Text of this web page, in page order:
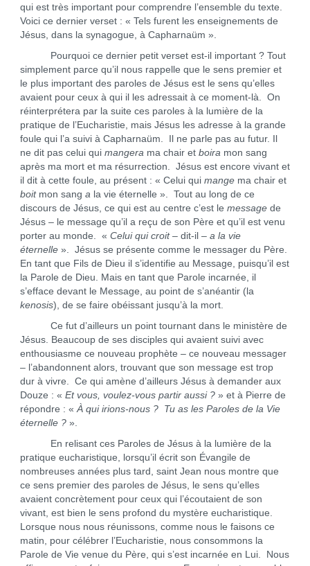
qui est très important pour comprendre l’ensemble du texte.
Voici ce dernier verset : « Tels furent les enseignements de
Jésus, dans la synagogue, à Capharnaüm ».
Pourquoi ce dernier petit verset est-il important ? Tout
simplement parce qu’il nous rappelle que le sens premier et
le plus important des paroles de Jésus est le sens qu’elles
avaient pour ceux à qui il les adressait à ce moment-là. On
réinterprétera par la suite ces paroles à la lumière de la
pratique de l’Eucharistie, mais Jésus les adresse à la grande
foule qui l’a suivi à Capharnaüm. Il ne parle pas au futur. Il
ne dit pas celui qui mangerama chair et boiramon sang
après ma mort et ma résurrection. Jésus est encore vivant et
il dit à cette foule, au présent : « Celui qui mangema chair et
boitmon sang ala vie éternelle ». Tout au long de ce
discours de Jésus, ce qui est au centre c’est le messagede
Jésus – le message qu’il a reçu de son Père et qu’il est venu
porter au monde. « Celui qui croit– dit-il – a la vie
éternelle». Jésus se présente comme le messager du Père.
En tant que Fils de Dieu il s’identifie au Message, puisqu’il est
la Parole de Dieu. Mais en tant que Parole incarnée, il
s’efface devant le Message, au point de s’anéantir (la
kenosis), de se faire obéissant jusqu’à la mort.
Ce fut d’ailleurs un point tournant dans le ministère de
Jésus. Beaucoup de ses disciples qui avaient suivi avec
enthousiasme ce nouveau prophète – ce nouveau messager
– l’abandonnent alors, trouvant que son message est trop
dur à vivre. Ce qui amène d’ailleurs Jésus à demander aux
Douze : « Et vous, voulez-vous partir aussi ?» et à Pierre de
répondre : «À qui irions-nous ? Tu as les Paroles de la Vie
éternelle ? ».
En relisant ces Paroles de Jésus à la lumière de la
pratique eucharistique, lorsqu’il écrit son Évangile de
nombreuses années plus tard, saint Jean nous montre que
ce sens premier des paroles de Jésus, le sens qu’elles
avaient concrètement pour ceux qui l’écoutaient de son
vivant, est bien le sens profond du mystère eucharistique.
Lorsque nous nous réunissons, comme nous le faisons ce
matin, pour célébrer l’Eucharistie, nous consommons la
Parole de Vie venue du Père, qui s’est incarnée en Lui. Nous